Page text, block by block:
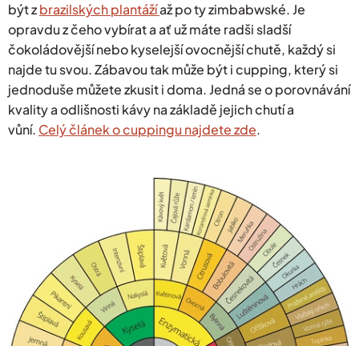
být zbrazilských plantážíaž po ty zimbabwské. Je
opravdu z čeho vybírat a ať už máte radši sladší
čokoládovější nebo kyselejší ovocnější chutě, každý si
najde tu svou. Zábavou tak může být i cupping, který si
jednoduše můžete zkusit i doma. Jedná se o porovnávání
kvality a odlišnosti kávy na základě jejich chutí a
vůní. Celý článek o cuppingu najdete zde.